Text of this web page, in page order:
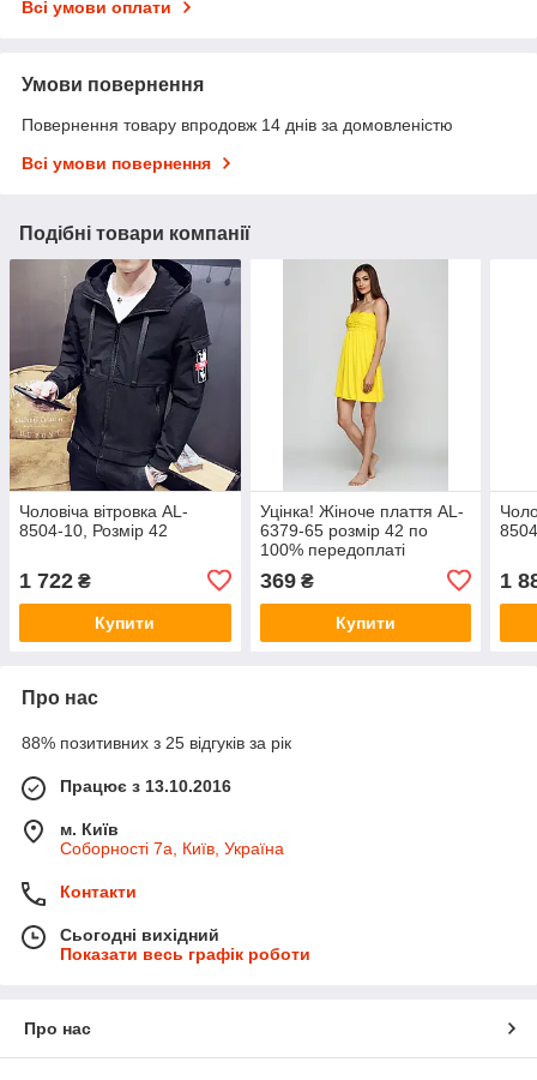
Всі умови оплати
Умови повернення
Повернення товару впродовж 14 днів за домовленістю
Всі умови повернення
Подібні товари компанії
Чоловіча вітровка AL-
8504-10, Розмір 42
1 722 ₴
Купити
Уцінка! Жіноче плаття AL-
6379-65 розмір 42 по
100% передоплаті
369₴
Купити
1
Про нас
88% позитивних з 25 відгуків за рік
Працює з 13.10.2016
м. Київ
Соборності 7а, Київ, Україна
Контакти
Сьогодні вихідний
Показати весь графік роботи
Про нас